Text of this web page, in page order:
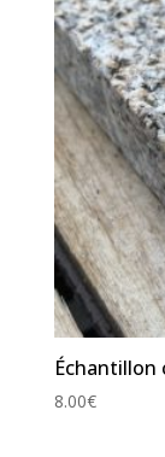
Échantillon
8.00€